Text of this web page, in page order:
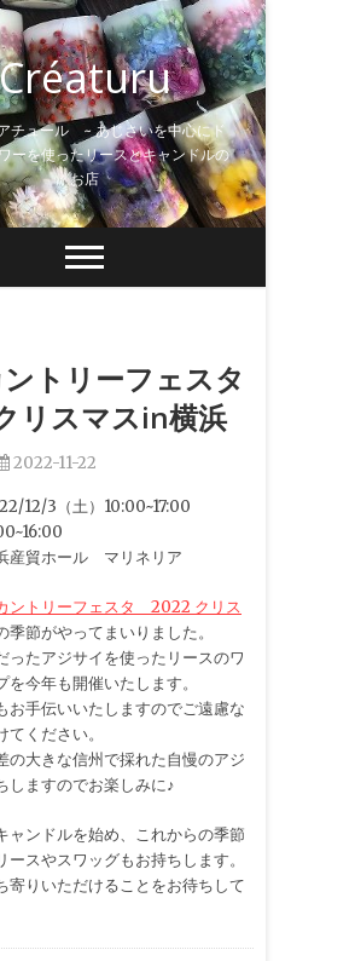
チュール ~ あじさいを中心にド
ーを使ったリースとキャンドルの
お店
トリーフェスタ
リスマスin横浜
2022-11-22
12/3（土）10:00~17:00
貿ホール マリネリア
ントリーフェスタ 2022 クリス
季節がやってまいりました。
ったアジサイを使ったリースのワ
を今年も開催いたします。
お手伝いいたしますのでご遠慮な
てください。
の大きな信州で採れた自慢のアジ
しますのでお楽しみに♪
ャンドルを始め、これからの季節
ースやスワッグもお持ちします。
寄りいただけることをお待ちして